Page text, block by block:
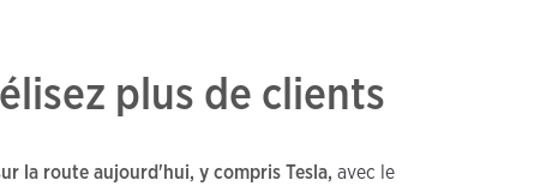
plus de clients
la route aujourd'hui, y compris Tesla, avec le